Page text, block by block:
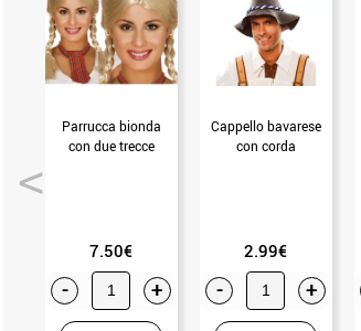
Parrucca bionda
con due trecce
7.50€
- +
Cappello bavarese
con corda
2.99€
- +